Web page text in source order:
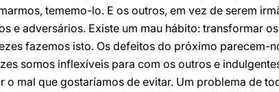
tememo-lo. E os outros, em vez de serem
e adversários. Existe um mau hábito: transformar
fazemos isto. Os defeitos do próximo parecem-
somos inflexíveis para com os outros e
mal que gostaríamos de evitar. Um problema de